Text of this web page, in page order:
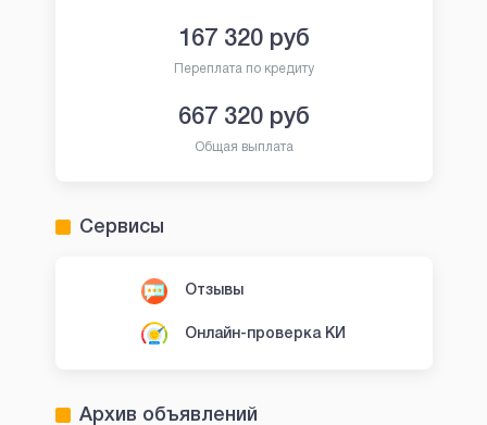
167 320руб
Переплата по кредиту
667 320руб
Общая выплата
Сервисы
Отзывы
Онлайн-проверка КИ
Архив объявлений